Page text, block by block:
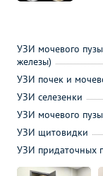
УЗИ мочевого
железы)
УЗИ почек и
УЗИ селезенки
УЗИ мочевого
УЗИ щитовидки
УЗИ придаточных